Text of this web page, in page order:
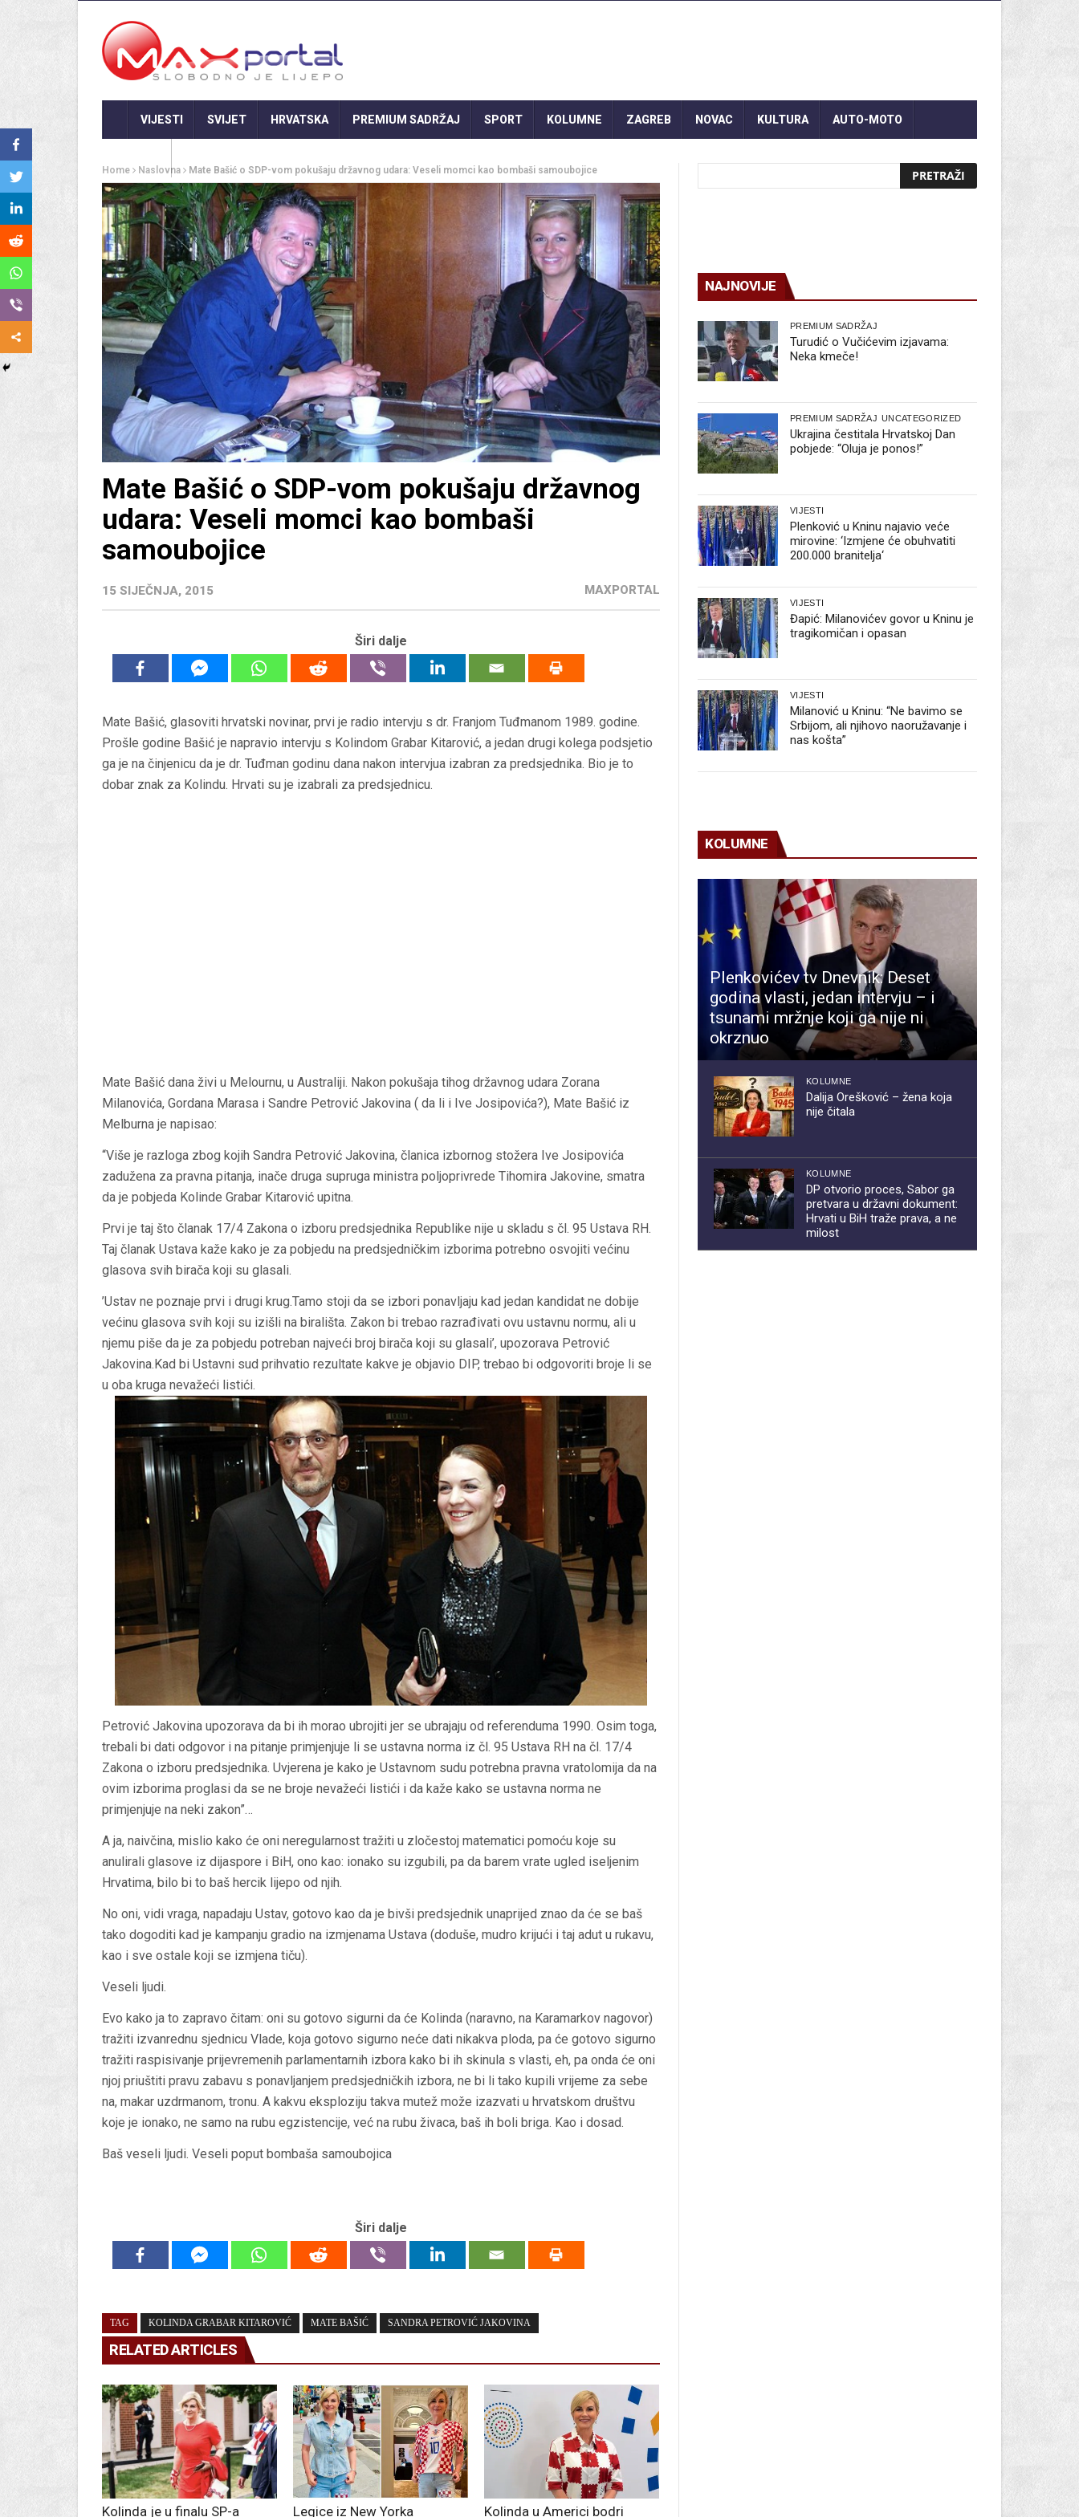
VIJESTI SVIJET HRVATSKA PREMIUM SADRŽAJ SPORT KOLUMNE ZAGREB NOVAC KULTURA AUTO-MOTO
Home Naslovna Mate Bašić o SDP-vom pokušaju državnog udara: Veseli momci kao bombaši samoubojice
Mate Bašić o SDP-vom pokušaju državnog
udara: Veseli momci kao bombaši
samoubojice
15 SIJEČNJA, 2015 MAXPORTAL
Širi dalje
Mate Bašić, glasoviti hrvatski novinar, prvi je radio intervju s dr. Franjom Tuđmanom 1989. godine.
Prošle godine Bašić je napravio intervju s Kolindom Grabar Kitarović, a jedan drugi kolega podsjetio
ga je na činjenicu da je dr. Tuđman godinu dana nakon intervjua izabran za predsjednika. Bio je to
dobar znak za Kolindu. Hrvati su je izabrali za predsjednicu.
Mate Bašić dana živi u Melournu, u Australiji. Nakon pokušaja tihog državnog udara Zorana
Milanovića, Gordana Marasa i Sandre Petrović Jakovina ( da li i Ive Josipovića?), Mate Bašić iz
Melburna je napisao:
“Više je razloga zbog kojih Sandra Petrović Jakovina, članica izbornog stožera Ive Josipovića
zadužena za pravna pitanja, inače druga supruga ministra poljoprivrede Tihomira Jakovine, smatra
da je pobjeda Kolinde Grabar Kitarović upitna.
Prvi je taj što članak 17/4 Zakona o izboru predsjednika Republike nije u skladu s čl. 95 Ustava RH.
Taj članak Ustava kaže kako je za pobjedu na predsjedničkim izborima potrebno osvojiti većinu
glasova svih birača koji su glasali.
’Ustav ne poznaje prvi i drugi krug.Tamo stoji da se izbori ponavljaju kad jedan kandidat ne dobije
većinu glasova svih koji su izišli na birališta. Zakon bi trebao razrađivati ovu ustavnu normu, ali u
njemu piše da je za pobjedu potreban najveći broj birača koji su glasali’, upozorava Petrović
Jakovina.Kad bi Ustavni sud prihvatio rezultate kakve je objavio DIP, trebao bi odgovoriti broje li se
u oba kruga nevažeći listići.
Petrović Jakovina upozorava da bi ih morao ubrojiti jer se ubrajaju od referenduma 1990. Osim toga,
trebali bi dati odgovor i na pitanje primjenjuje li se ustavna norma iz čl. 95 Ustava RH na čl. 17/4
Zakona o izboru predsjednika. Uvjerena je kako je Ustavnom sudu potrebna pravna vratolomija da na
ovim izborima proglasi da se ne broje nevažeći listići i da kaže kako se ustavna norma ne
primjenjuje na neki zakon”…
A ja, naivčina, mislio kako će oni neregularnost tražiti u zločestoj matematici pomoću koje su
anulirali glasove iz dijaspore i BiH, ono kao: ionako su izgubili, pa da barem vrate ugled iseljenim
Hrvatima, bilo bi to baš hercik lijepo od njih.
No oni, vidi vraga, napadaju Ustav, gotovo kao da je bivši predsjednik unaprijed znao da će se baš
tako dogoditi kad je kampanju gradio na izmjenama Ustava (doduše, mudro krijući i taj adut u rukavu,
kao i sve ostale koji se izmjena tiču).
Veseli ljudi.
Evo kako ja to zapravo čitam: oni su gotovo sigurni da će Kolinda (naravno, na Karamarkov nagovor)
tražiti izvanrednu sjednicu Vlade, koja gotovo sigurno neće dati nikakva ploda, pa će gotovo sigurno
tražiti raspisivanje prijevremenih parlamentarnih izbora kako bi ih skinula s vlasti, eh, pa onda će oni
njoj priuštiti pravu zabavu s ponavljanjem predsjedničkih izbora, ne bi li tako kupili vrijeme za sebe
na, makar uzdrmanom, tronu. A kakvu eksploziju takva mutež može izazvati u hrvatskom društvu
koje je ionako, ne samo na rubu egzistencije, već na rubu živaca, baš ih boli briga. Kao i dosad.
Baš veseli ljudi. Veseli poput bombaša samoubojica
Širi dalje
TAG KOLINDA GRABAR KITAROVIĆ MATE BAŠIĆ SANDRA PETROVIĆ JAKOVINA
RELATED ARTICLES
Kolinda je u finalu SP-a Legice iz New Yorka Kolinda u Americi bodri
NAJNOVIJE
PREMIUM SADRŽAJ
Turudić o Vučićevim izjavama:
Neka kmeče!
PREMIUM SADRŽAJ UNCATEGORIZED
Ukrajina čestitala Hrvatskoj Dan
pobjede: “Oluja je ponos!”
VIJESTI
Plenković u Kninu najavio veće
mirovine: ‘Izmjene će obuhvatiti
200.000 branitelja‘
VIJESTI
Đapić: Milanovićev govor u Kninu je
tragikomičan i opasan
VIJESTI
Milanović u Kninu: “Ne bavimo se
Srbijom, ali njihovo naoružavanje i
nas košta”
KOLUMNE
Plenkovićev tv Dnevnik: Deset
godina vlasti, jedan intervju – i
tsunami mržnje koji ga nije ni
okrznuo
KOLUMNE
Dalija Orešković – žena koja
nije čitala
KOLUMNE
DP otvorio proces, Sabor ga
pretvara u državni dokument:
Hrvati u BiH traže prava, a ne
milost